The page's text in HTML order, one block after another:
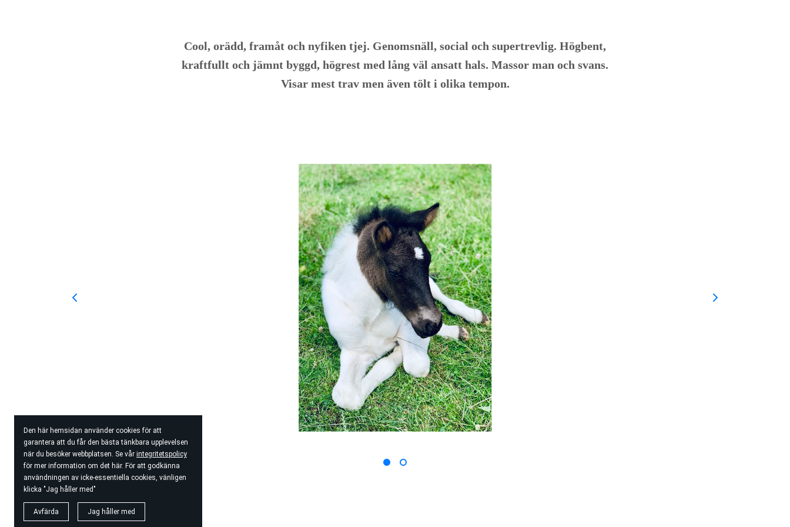
Den här hemsidan använder cookies för att
garantera att du får den bästa tänkbara upplevelsen
när du besöker webbplatsen. Se vår integritetspolicy
för mer information om det här. För att godkänna
användningen av icke-essentiella cookies, vänligen
klicka "Jag håller med"
Avfärda Jag håller med
Cool, orädd, framåt och nyfiken tjej. Genomsnäll, social och supertrevlig. Högbent,
kraftfullt och jämnt byggd, högrest med lång väl ansatt hals. Massor man och svans.
Visar mest trav men även tölt i olika tempon.